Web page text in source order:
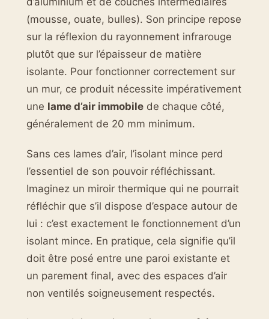
(mousse, ouate, bulles). Son principe repose
sur la réflexion du rayonnement infrarouge
plutôt que sur l’épaisseur de matière
isolante. Pour fonctionner correctement sur
un mur, ce produit nécessite impérativement
une lame d’air immobile de chaque côté,
généralement de 20 mm minimum.
Sans ces lames d’air, l’isolant mince perd
l’essentiel de son pouvoir réfléchissant.
Imaginez un miroir thermique qui ne pourrait
réfléchir que s’il dispose d’espace autour de
lui : c’est exactement le fonctionnement d’un
isolant mince. En pratique, cela signifie qu’il
doit être posé entre une paroi existante et
un parement final, avec des espaces d’air
non ventilés soigneusement respectés.